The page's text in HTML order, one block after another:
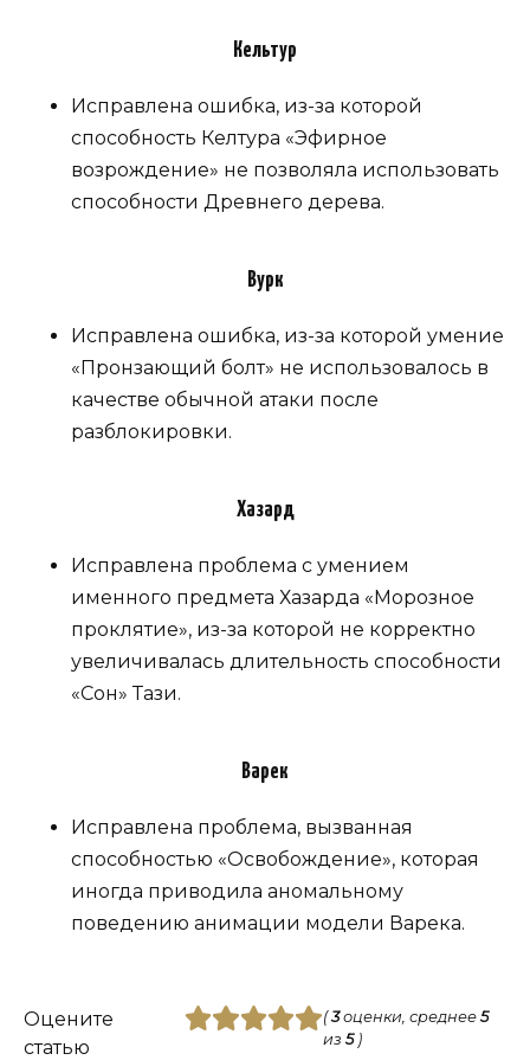
Кельтур
Исправлена ​​ошибка, из-за которой
способность Келтура «Эфирное
возрождение» не позволяла использовать
способности Древнего дерева.
Вурк
Исправлена ​​ошибка, из-за которой умение
«Пронзающий болт» не использовалось в
качестве обычной атаки после
разблокировки.
Хазард
Исправлена ​​проблема с умением
именного предмета Хазарда «Морозное
проклятие», из-за которой не корректно
увеличивалась длительность способности
«Сон» Тази.
Варек
Исправлена ​​проблема, вызванная
способностью «Освобождение», которая
иногда приводила аномальному
поведению анимации модели Варека.
Оцените
статью
(3оценки, среднее 5
из 5)